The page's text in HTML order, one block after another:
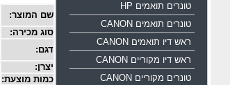
שם המוצר:
סוג מכירה:
דגם:
יצרן:
כמות מוצעת:
טונרים תואמים HP
טונרים תואמים CANON
ראש דיו תואמים CANON
ראש דיו מקוריים CANON
טונרים מקוריים CANON